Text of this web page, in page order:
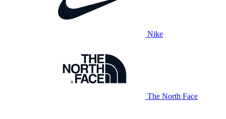
Nike
The North Face